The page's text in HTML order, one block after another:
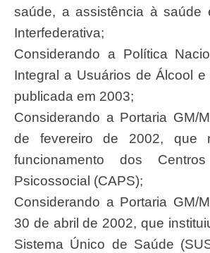
saúde, a assistência à saúde
Interfederativa;
Considerando a Política
Integral a Usuários de Álcool e
publicada em 2003;
Considerando a Portaria GM/
de fevereiro de 2002, que
funcionamento dos
Psicossocial (CAPS);
Considerando a Portaria GM/
30 de abril de 2002, que
Sistema Único de Saúde